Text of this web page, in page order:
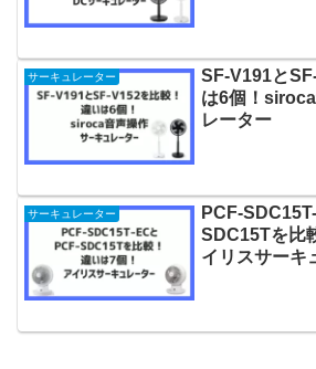
サーキュレーター
SF-V191と
は6個！
レーター
サーキュレーター
PCF-
SDC15Tを比
イリスサーキ